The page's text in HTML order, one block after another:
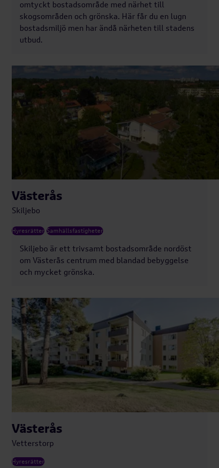
omtyckt bostadsområde med närhet till
skogsområden och grönska. Här får du en lugn
bostadsmiljö men har ändå närheten till stadens
utbud.
Västerås
Skiljebo
Hyresrätter Samhällsfastigheter
Skiljebo är ett trivsamt bostadsområde nordöst
om Västerås centrum med blandad bebyggelse
och mycket grönska.
Västerås
Vetterstorp
Hyresrätter